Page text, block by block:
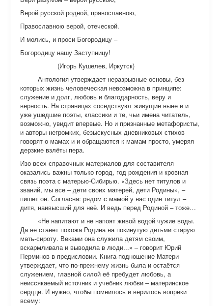
Верой русской родной, православною,
Православною верой, отеческой.
И молись, и проси Богородицу –
Богородицу нашу Заступницу!
(Игорь Кушелев, Иркутск)
Антология утверждает неразрывные основы, без
которых жизнь человеческая невозможна в принципе:
служение и долг, любовь и благодарность, веру и
верность. На страницах соседствуют живущие ныне и и
уже ушедшие поэты, классики и те, чьи имена читатель,
возможно, увидит впервые. Но и признанные метафористы,
и авторы негромких, безыскусных дневниковых стихов
говорят о мамах и и обращаются к мамам просто, умеряя
дерзкие взлёты пера.
Изо всех справочных материалов для составителя
оказались важны только город, год рождения и кровная
связь поэта с матерью-Сибирью. «Здесь нет титулов и
званий, мы все – дети своих матерей, дети Родины», –
пишет он. Согласна: рядом с мамой у нас один титул –
дитя, наивысший для неё. И ведь перед Родиной – тоже…
«Не напитают и не напоят живой водой чужие воды.
Да не станет похожа Родина на покинутую детьми старую
мать-сироту. Веками она служила детям своим,
вскармливала и выводила в люди...» – говорит Юрий
Перминов в предисловии. Книга-подношение Матери
утверждает, что по-прежнему жизнь была и остаётся
служением, главной силой её пребудет любовь, а
неиссякаемый источник и учебник любви – материнское
сердце. И нужно, чтобы помнилось и верилось вопреки
всему: